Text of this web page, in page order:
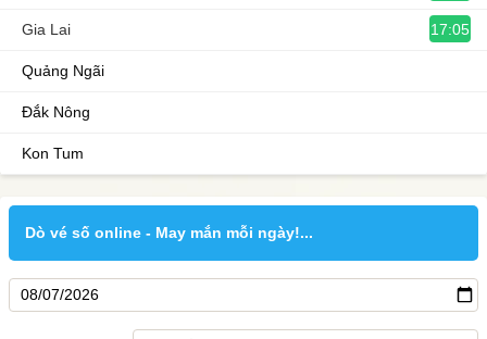
Gia Lai 17:05
Quảng Ngãi
Đắk Nông
Kon Tum
Dò vé số online - May mắn mỗi ngày!...